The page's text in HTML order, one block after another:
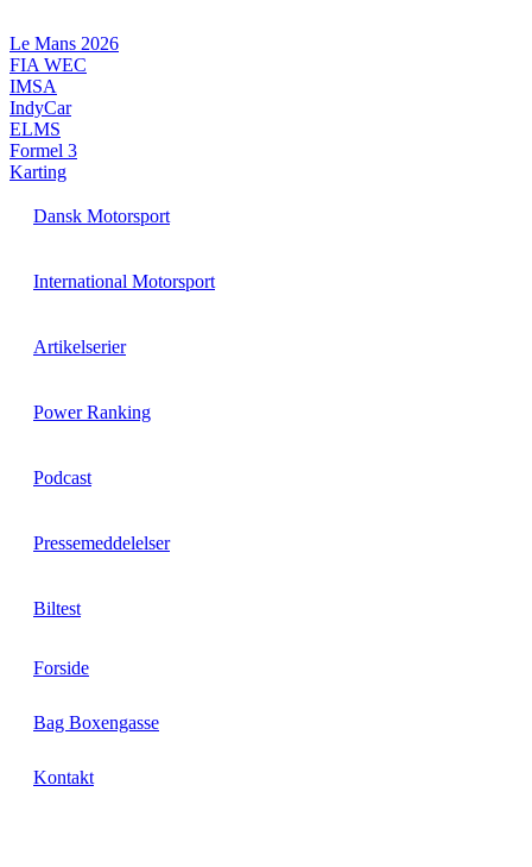
til
indhold
Le Mans 2026
FIA WEC
IMSA
IndyCar
ELMS
Formel 3
Karting
Dansk Motorsport
International Motorsport
Artikelserier
Power Ranking
Podcast
Pressemeddelelser
Biltest
Forside
Bag Boxengasse
Kontakt